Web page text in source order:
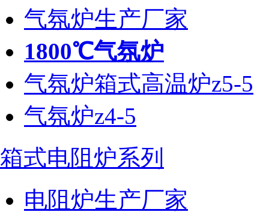
气氛炉生产厂家
1800℃气氛炉
气氛炉箱式高温炉z5-5
气氛炉z4-5
箱式电阻炉系列
电阻炉生产厂家